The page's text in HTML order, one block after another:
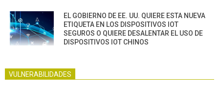
EL GOBIERNO DE EE. UU. QUIERE ESTA NUEVA
ETIQUETA EN LOS DISPOSITIVOS IOT
SEGUROS O QUIERE DESALENTAR EL USO DE
DISPOSITIVOS IOT CHINOS
VULNERABILIDADES